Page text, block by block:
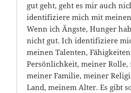
gut geht, geht es mir auch
identifiziere mich mit
Wenn ich Ängste, Hunger
nicht gut. Ich identifiziere
meinen Talenten,
Persönlichkeit, meiner Rolle,
meiner Familie, meiner
Land, meinem Alter. Es gibt